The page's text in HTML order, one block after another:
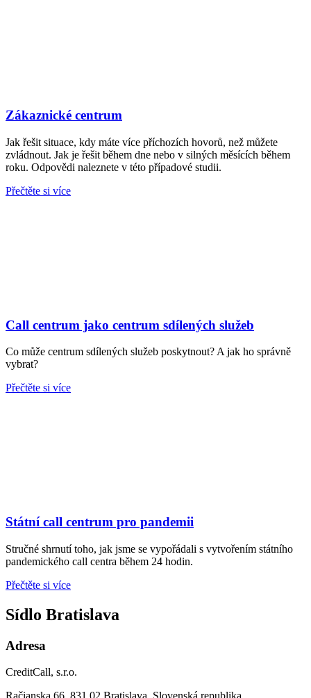
Zákaznické centrum
Jak řešit situace, kdy máte více příchozích hovorů, než můžete
zvládnout. Jak je řešit během dne nebo v silných měsících během
roku. Odpovědi naleznete v této případové studii.
Přečtěte si více
Call centrum jako centrum sdílených služeb
Co může centrum sdílených služeb poskytnout? A jak ho správně
vybrat?
Přečtěte si více
Státní call centrum pro pandemii
Stručné shrnutí toho, jak jsme se vypořádali s vytvořením státního
pandemického call centra během 24 hodin.
Přečtěte si více
Sídlo Bratislava
Adresa
CreditCall, s.r.o.